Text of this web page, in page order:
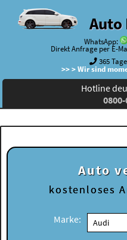
Auto
WhatsApp:
Direkt Anfrage per E-
365
>> > Wir sind
Hotline
Auto
kostenloses
Marke: